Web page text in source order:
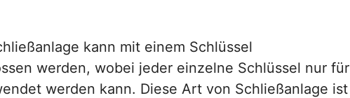
kann mit einem Schlüssel
werden, wobei jeder einzelne Schlüssel nur für
werden kann. Diese Art von Schließanlage ist